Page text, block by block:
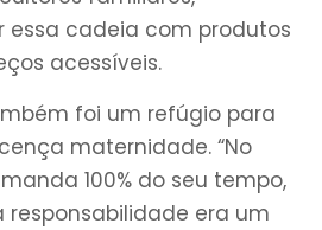
essa cadeia com produtos
acessíveis.
foi um refúgio para
maternidade. “No
100% do seu tempo,
responsabilidade era um